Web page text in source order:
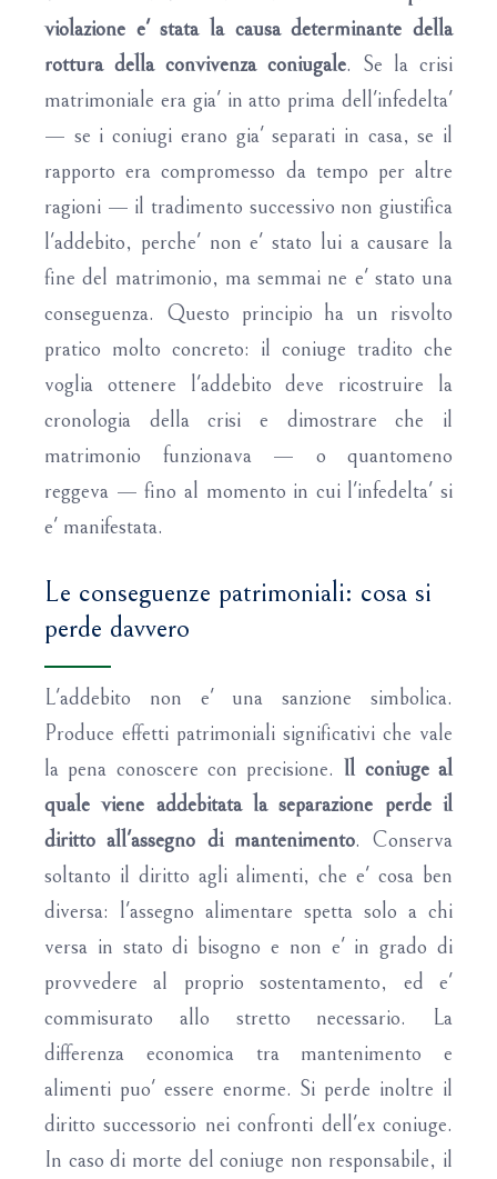
violazione e' stata la causa determinante della
rottura della convivenza coniugale. Se la crisi
matrimoniale era gia' in atto prima dell'infedelta'
— se i coniugi erano gia' separati in casa, se il
rapporto era compromesso da tempo per altre
ragioni — il tradimento successivo non giustifica
l'addebito, perche' non e' stato lui a causare la
fine del matrimonio, ma semmai ne e' stato una
conseguenza. Questo principio ha un risvolto
pratico molto concreto: il coniuge tradito che
voglia ottenere l'addebito deve ricostruire la
cronologia della crisi e dimostrare che il
matrimonio funzionava — o quantomeno
reggeva — fino al momento in cui l'infedelta' si
e' manifestata.
Le conseguenze patrimoniali: cosa si
perde davvero
L'addebito non e' una sanzione simbolica.
Produce effetti patrimoniali significativi che vale
la pena conoscere con precisione. Il coniuge al
quale viene addebitata la separazione perde il
diritto all'assegno di mantenimento. Conserva
soltanto il diritto agli alimenti, che e' cosa ben
diversa: l'assegno alimentare spetta solo a chi
versa in stato di bisogno e non e' in grado di
provvedere al proprio sostentamento, ed e'
commisurato allo stretto necessario. La
differenza economica tra mantenimento e
alimenti puo' essere enorme. Si perde inoltre il
diritto successorio nei confronti dell'ex coniuge.
In caso di morte del coniuge non responsabile, il